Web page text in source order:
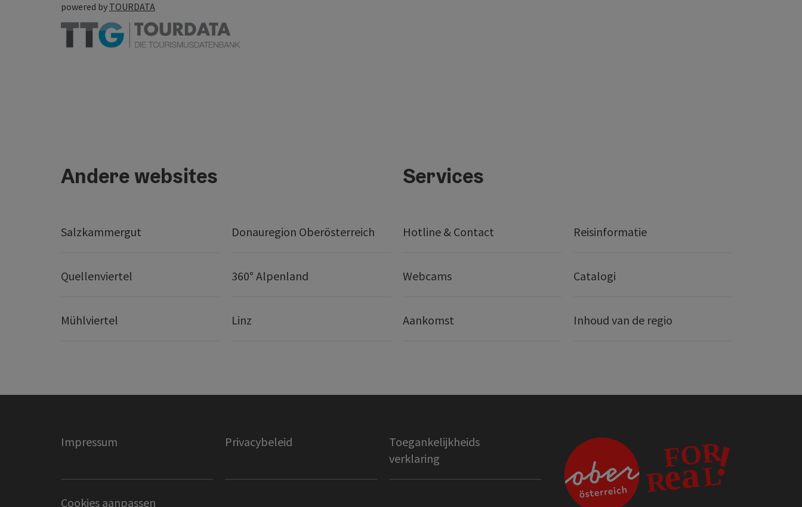
powered by TOURDATA
Andere websites
Salzkammergut Donauregion Oberösterreich
Quellenviertel 360° Alpenland
Mühlviertel Linz
Services
Hotline & Contact Reisinformatie
Webcams Catalogi
Aankomst Inhoud van de regio
Impressum Privacybeleid
Toegankelijkheids
verklaring
Cookies aanpassen